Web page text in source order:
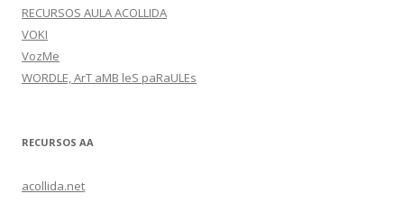
RECURSOS AULA ACOLLIDA
VOKI
VozMe
WORDLE, ArT aMB leS paRaULEs
RECURSOS AA
acollida.net